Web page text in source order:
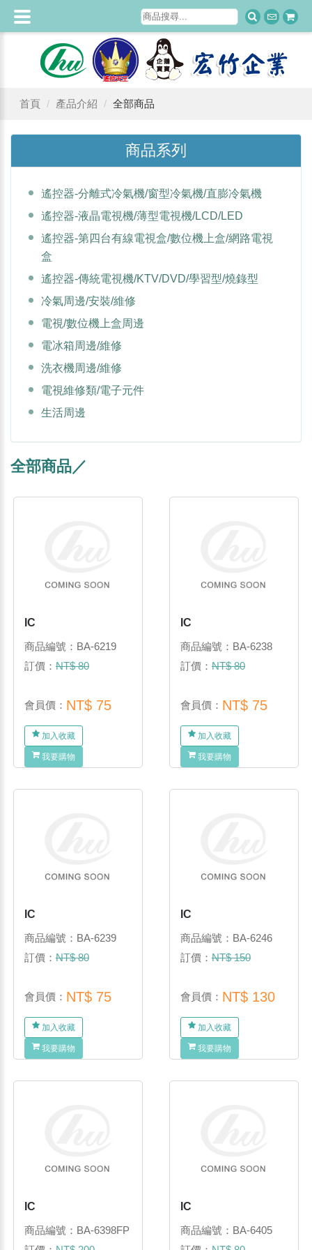
首頁 產品介紹 全部商品
商品系列
遙控器-分離式冷氣機/窗型冷氣機/直膨冷氣機
遙控器-液晶電視機/薄型電視機/LCD/LED
遙控器-第四台有線電視盒/數位機上盒/網路電視
盒
遙控器-傳統電視機/KTV/DVD/學習型/燒錄型
冷氣周邊/安裝/維修
電視/數位機上盒周邊
電冰箱周邊/維修
洗衣機周邊/維修
電視維修類/電子元件
生活周邊
全部商品／
IC
商品編號：BA-6219
訂價：NT$ 80
會員價： NT$ 75
加入收藏
我要購物
IC
商品編號：BA-6238
訂價：NT$ 80
會員價： NT$ 75
加入收藏
我要購物
IC
商品編號：BA-6239
訂價：NT$ 80
會員價： NT$ 75
加入收藏
我要購物
IC
商品編號：BA-6246
訂價：NT$ 150
會員價： NT$ 130
加入收藏
我要購物
IC
商品編號：BA-6398FP
IC
商品編號：BA-6405